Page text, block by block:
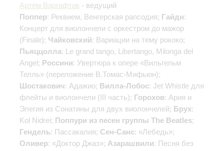
Артём Варгафтик - ведущий
Поппер: Реквием, Венгерская рапсодия; Гайдн:
Концерт для виолончели с оркестром до мажор
(Finale); Чайковский: Вариации на тему рококо;
Пьяццолла: Le grand tango, Libertango, Milonga del
Angel; Россини: Увертюра к опере «Вильгельм
Телль» (переложение В.Томас-Мифьюн);
Шостакович: Адажио; Вилла-Лобос: Jet Whistle для
флейты и виолончели (III часть); Горохов: Ария и
Элегия из Сонатины для двух виолончелей; Брух:
Kol Nidrei; Поппури из песен группы The Beatles;
Гендель: Пассакалия; Сен-Санс: «Лебедь»;
Оливер: «Доктор Джаз»; Азарашвили: Песня без